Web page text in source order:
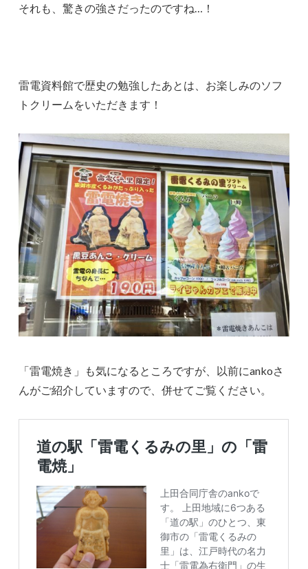
それも、驚きの強さだったのですね…！
雷電資料館で歴史の勉強したあとは、お楽しみのソフ
トクリームをいただきます！
「雷電焼き」も気になるところですが、以前にankoさ
んがご紹介していますので、併せてご覧ください。